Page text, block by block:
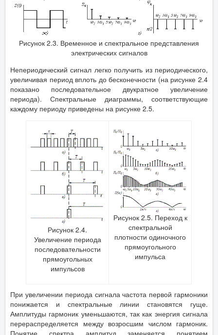
Рисунок 2.3. Временное и спектральное представления
электрических сигналов
Непериодический сигнал легко получить из периодического,
увеличивая период вплоть до бесконечности (на рисунке 2.4
показано последовательное двукратное увеличение
периода). Спектральные диаграммы, соответствующие
каждому периоду приведены на рисунке 2.5.
Рисунок 2.4.
Увеличение периода
последовательности
прямоугольных
импульсов
Рисунок 2.5. Переход к
спектральной
плотности одиночного
прямоугольного
импульса
При увеличении периода сигнала частота первой гармоники
понижается и спектральные линии становятся гуще.
Амплитуды гармоник уменьшаются, так как энергия сигнала
перераспределяется между возросшим числом гармоник.